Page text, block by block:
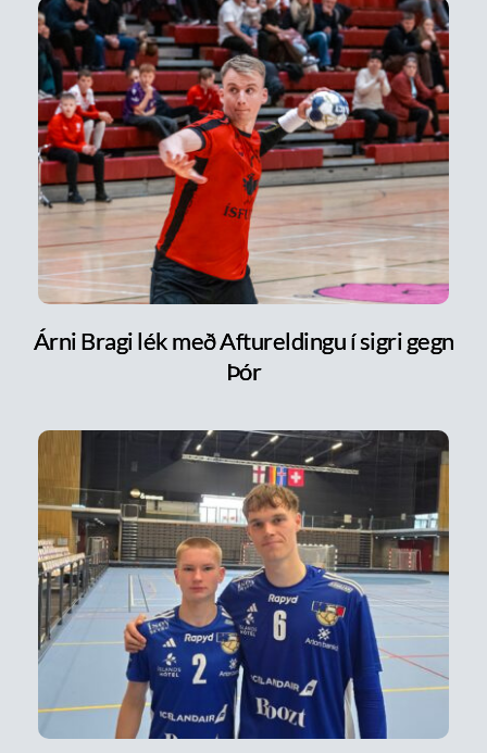
Árni Bragi lék með Aftureldingu í sigri gegn
Þór